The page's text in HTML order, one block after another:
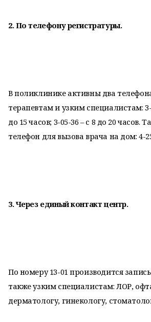
2. По телефону регистратуры.
В поликлинике активны два
терапевтам и узким специалистам:
до 15 часов; 3-05-36 – с 8 до 20 часов.
телефон для вызова врача на дом:4-
3. Через единый контакт центр.
По номеру13-01 производится
также узким специалистам: ЛОР,
дерматологу, гинекологу,